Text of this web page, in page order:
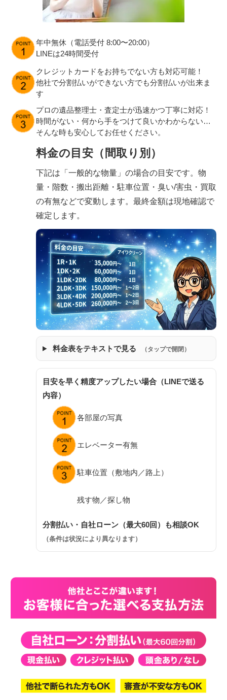
年中無休（電話受付 8:00〜20:00）
LINEは24時間受付
クレジットカードをお持ちでない方も対応可能！
他社で分割払いができない方でも分割払いが出来ま
す
プロの遺品整理士・査定士が迅速かつ丁寧に対応！
時間がない・何から手をつけて良いかわからない…
そんな時も安心してお任せください。
料金の目安（間取り別）
下記は「一般的な物量」の場合の目安です。物
量・階数・搬出距離・駐車位置・臭い/害虫・買取
の有無などで変動します。最終金額は現地確認で
確定します。
料金表をテキストで見る （タップで開閉）
目安を早く精度アップしたい場合（LINEで送る
内容）
各部屋の写真
エレベーター有無
駐車位置（敷地内／路上）
残す物／探し物
分割払い・自社ローン（最大60回）も相談OK
（条件は状況により異なります）